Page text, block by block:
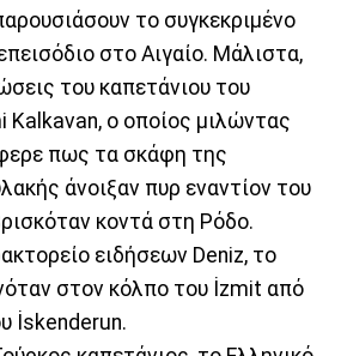
το συγκεκριμένο
στο Αιγαίο. Μάλιστα,
του καπετάνιου του
Kalkavan, ο οποίος μιλώντας
πως τα σκάφη της
άνοιξαν πυρ εναντίον του
κοντά στη Ρόδο.
ειδήσεων Deniz, το
στον κόλπο του İzmit από
İskenderun.